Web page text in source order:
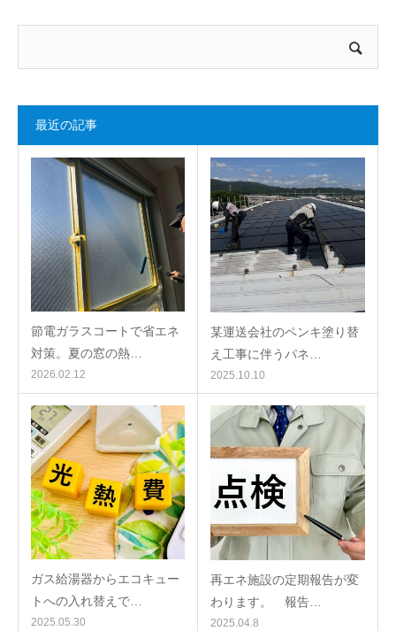
最近の記事
節電ガラスコートで省エネ
対策。夏の窓の熱…
2026.02.12
某運送会社のペンキ塗り替
え工事に伴うパネ…
2025.10.10
ガス給湯器からエコキュー
トへの入れ替えで…
2025.05.30
再エネ施設の定期報告が変
わります。 報告…
2025.04.8